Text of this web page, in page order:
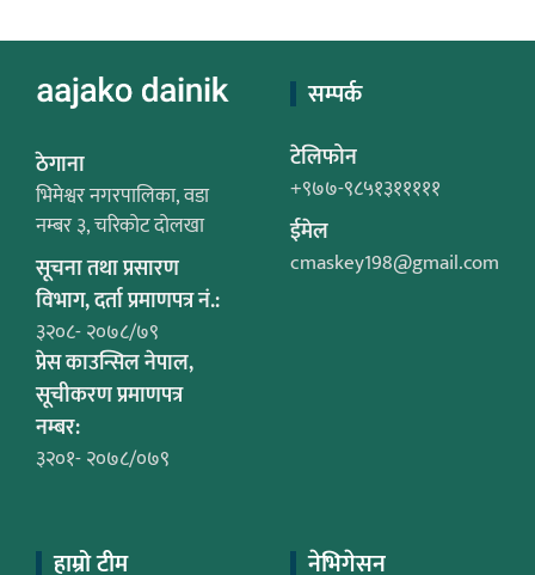
ठेगाना
भिमेश्वर नगरपालिका, वडा
नम्बर ३, चरिकोट दोलखा
सूचना तथा प्रसारण
विभाग, दर्ता प्रमाणपत्र नं.:
३२०८- २०७८/७९
प्रेस काउन्सिल नेपाल,
सूचीकरण प्रमाणपत्र
नम्बर:
३२०१- २०७८/०७९
सम्पर्क
टेलिफोन
+९७७-९८५१३१११११
ईमेल
cmaskey198@gmail.com
हाम्रो टीम नेभिगेसन